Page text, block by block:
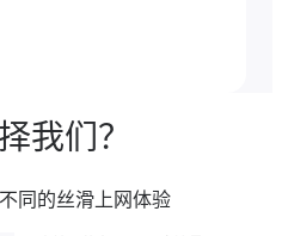
我们？
同的丝滑上网体验